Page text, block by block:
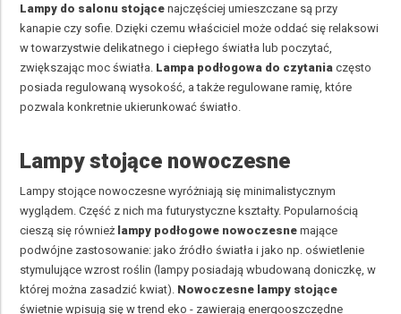
Lampy do salonu stojącenajczęściej umieszczane są przy
kanapie czy sofie. Dzięki czemu właściciel może oddać się relaksowi
w towarzystwie delikatnego i ciepłego światła lub poczytać,
zwiększając moc światła. Lampa podłogowa do czytaniaczęsto
posiada regulowaną wysokość, a także regulowane ramię, które
pozwala konkretnie ukierunkować światło.
Lampy stojące nowoczesne
Lampy stojące nowoczesne wyróżniają się minimalistycznym
wyglądem. Część z nich ma futurystyczne kształty. Popularnością
cieszą się również lampy podłogowe nowoczesne mające
podwójne zastosowanie: jako źródło światła i jako np. oświetlenie
stymulujące wzrost roślin (lampy posiadają wbudowaną doniczkę, w
której można zasadzić kwiat). Nowoczesne lampy stojące
świetnie wpisują się w trend eko - zawierają energooszczędne